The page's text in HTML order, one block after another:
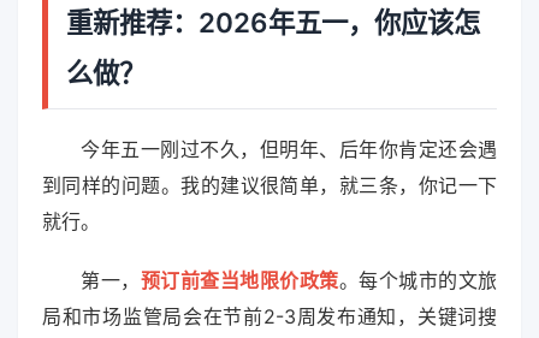
重新推荐：2026年五一，你应该怎
么做？
今年五一刚过不久，但明年、后年你肯定还会遇
到同样的问题。我的建议很简单，就三条，你记一下
就行。
第一， 预订前查当地限价政策。每个城市的文旅
局和市场监管局会在节前2-3周发布通知，关键词搜